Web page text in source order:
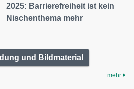
2025: Barrierefreiheit ist kein
Nischenthema mehr
und Bildmaterial
mehr